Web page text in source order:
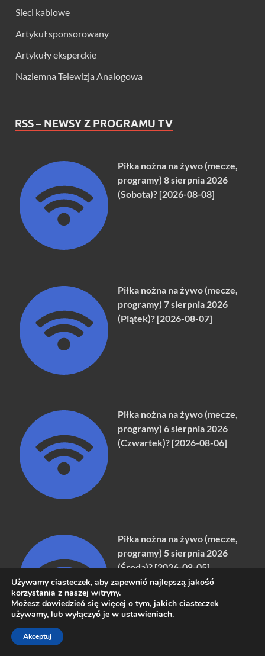
Sieci kablowe
Artykuł sponsorowany
Artykuły eksperckie
Naziemna Telewizja Analogowa
RSS – NEWSY Z PROGRAMU TV
Piłka nożna na żywo (mecze,
programy) 8 sierpnia 2026
(Sobota)? [2026-08-08]
Piłka nożna na żywo (mecze,
programy) 7 sierpnia 2026
(Piątek)? [2026-08-07]
Piłka nożna na żywo (mecze,
programy) 6 sierpnia 2026
(Czwartek)? [2026-08-06]
Piłka nożna na żywo (mecze,
programy) 5 sierpnia 2026
(Środa)? [2026-08-05]
Używamy ciasteczek, aby zapewnić najlepszą jakość
korzystania z naszej witryny.
Możesz dowiedzieć się więcej o tym, jakich ciasteczek
używamy, lub wyłączyć je w ustawieniach.
Akceptuj